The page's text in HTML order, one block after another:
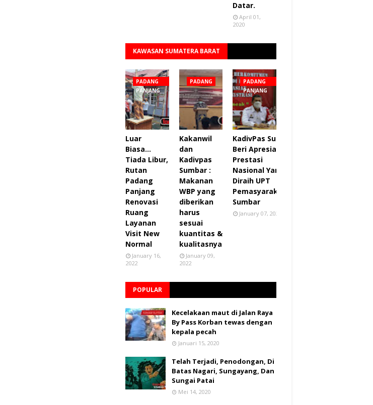
Datar.
April 01,
2020
KAWASAN SUMATERA BARAT
Lihat semua
PADANG
PANJANG
Luar
Biasa...
Tiada Libur,
Rutan
Padang
Panjang
Renovasi
Ruang
Layanan
Visit New
Normal
January 16,
2022
PADANG
Kakanwil
dan
Kadivpas
Sumbar :
Makanan
WBP yang
diberikan
harus
sesuai
kuantitas &
kualitasnya
January 09,
2022
PADANG
PANJANG
KadivPas Sumbar
Beri Apresiasi 27
Prestasi
Nasional Yang
Diraih UPT
Pemasyarakatan
Sumbar
January 07, 2022
POPULAR
Kecelakaan maut di Jalan Raya
By Pass Korban tewas dengan
kepala pecah
Januari 15, 2020
Telah Terjadi, Penodongan, Di
Batas Nagari, Sungayang, Dan
Sungai Patai
Mei 14, 2020